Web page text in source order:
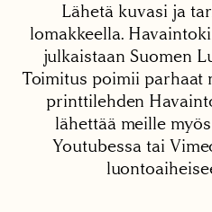
Lähetä kuvasi ja
lomakkeella.
julkaistaan Suomen
Toimitus poimii parhaat
printtilehden
lähettää meille
Youtubessa tai